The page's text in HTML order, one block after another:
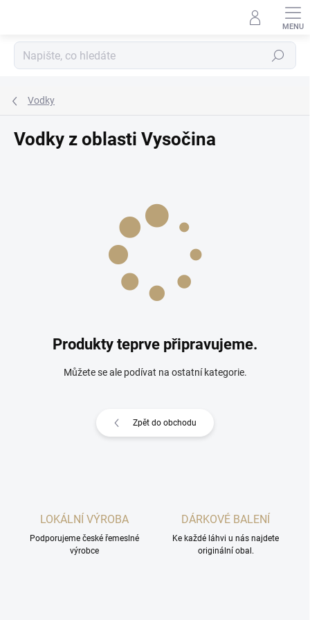
Hledat
Vodky
Vodky z oblasti Vysočina
Produkty teprve připravujeme.
Můžete se ale podívat na ostatní kategorie.
Zpět do obchodu
LOKÁLNÍ VÝROBA
Podporujeme české řemeslné
výrobce
DÁRKOVÉ BALENÍ
Ke každé láhvi u nás najdete
originální obal.